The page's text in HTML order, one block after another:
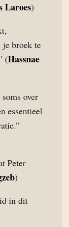
Laroes)
broek te
(Hassnae
over
essentieel
Peter
)
in dit